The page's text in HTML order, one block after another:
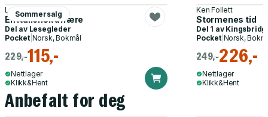
Sommersalg
Lucy Diamond
En italiensk affære
Del av Lesegleder
Pocket| Norsk, Bokmål
229,-115,-
Nettlager
Klikk&Hent
Ken Follett
Stormenes tid
Del 1 av
Pocket| Norsk,
249,-226,-
Nettlager
Klikk&Hent
Anbefalt for deg